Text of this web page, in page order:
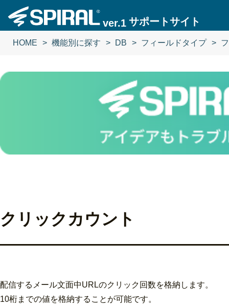
ver.1 サポートサイト
HOME 機能別に探す DB フィールドタイプ
クリックカウント
配信するメール文面中URLのクリック回数を格納します。
10桁までの値を格納することが可能です。